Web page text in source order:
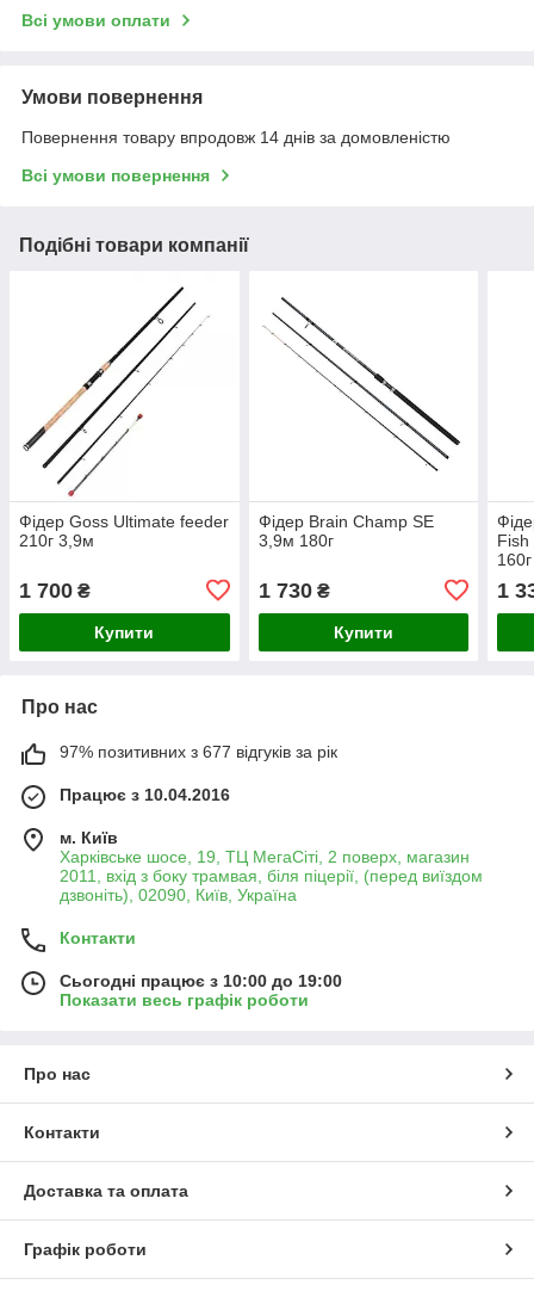
Всі умови оплати
Умови повернення
Повернення товару впродовж 14 днів за домовленістю
Всі умови повернення
Подібні товари компанії
Фідер Goss Ultimate feeder
210г 3,9м
1 700 ₴
Купити
Фідер Brain Champ SE
3,9м 180г
1 730₴
Купити
Fish
1
Про нас
97% позитивних з 677 відгуків за рік
Працює з 10.04.2016
м. Київ
Харківське шосе, 19, ТЦ МегаСіті, 2 поверх, магазин
2011, вхід з боку трамвая, біля піцерії, (перед виїздом
дзвоніть), 02090, Київ, Україна
Контакти
Сьогодні працює з 10:00 до 19:00
Показати весь графік роботи
Про нас
Контакти
Доставка та оплата
Графік роботи